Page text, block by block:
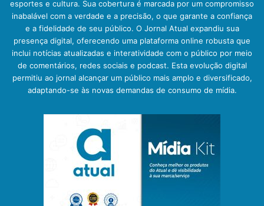
esportes e cultura. Sua cobertura é marcada por um compromisso
inabalável com a verdade e a precisão, o que garante a confiança
e a fidelidade de seu público. O Jornal Atual expandiu sua
presença digital, oferecendo uma plataforma online robusta que
inclui notícias atualizadas e interatividade com o público por meio
de comentários, redes sociais e podcast. Esta evolução digital
permitiu ao jornal alcançar um público mais amplo e diversificado,
adaptando-se às novas demandas de consumo de mídia.